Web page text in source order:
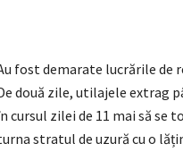
fost demarate lucrările de
două zile, utilajele extrag
cursul zilei de 11 mai să se
stratul de uzură cu o